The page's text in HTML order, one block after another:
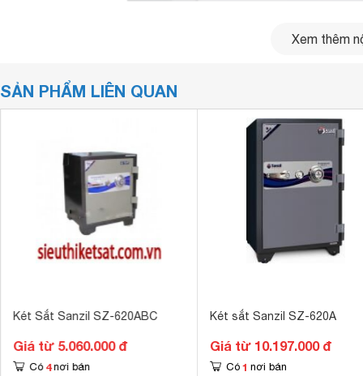
Xem thêm
SẢN PHẨM LIÊN QUAN
Két Sắt Sanzil SZ-620ABC
Giá từ 5.060.000 đ
Có 4 nơi bán
Két sắt Sanzil SZ-620A
Giá từ 10.197.000 đ
Có 1 nơi bán